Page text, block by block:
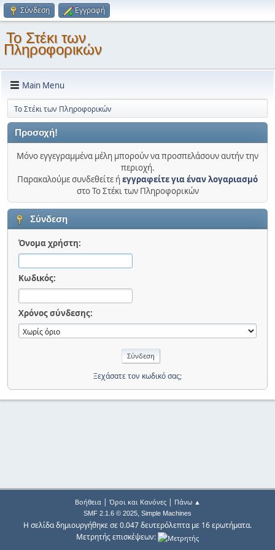
Σύνδεση Εγγραφή
Το Στέκι των
Πληροφορικών
Main Menu
Το Στέκι των Πληροφορικών
Προσοχή!
Μόνο εγγεγραμμένα μέλη μπορούν να προσπελάσουν αυτήν την
περιοχή.
Παρακαλούμε συνδεθείτε ήεγγραφείτε για έναν λογαριασμό
στο Το Στέκι των Πληροφορικών
Σύνδεση
Όνομα χρήστη:
Κωδικός:
Χρόνος σύνδεσης:
Ξεχάσατε τον κωδικό σας;
Βοήθεια| Όροι και Κανόνες| Πάνω ▲
SMF 2.1.6 © 2025, Simple Machines
Η σελίδα δημιουργήθηκε σε 0.047 δευτερόλεπτα με 16 ερωτήματα.
Μετρητής επισκέψεων: